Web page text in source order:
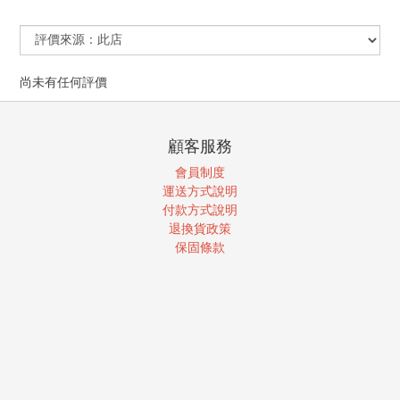
尚未有任何評價
顧客服務
會員制度
運送方式說明
付款方式說明
退換貨政策
保固條款